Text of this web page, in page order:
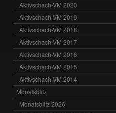
Aktivschach-VM 2020
Aktivschach-VM 2019
Aktivschach-VM 2018
Aktivschach-VM 2017
Aktivschach-VM 2016
Aktivschach-VM 2015
Aktivschach-VM 2014
Monatsblitz
Monatsblitz 2026